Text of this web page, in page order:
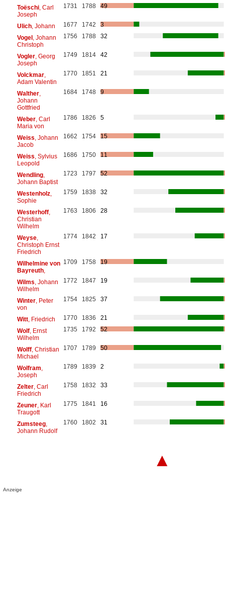
Toëschi, Carl
Joseph
1731 1788 49
Ulich, Johann 1677 1742
3
Vogel, Johann
Christoph
1756 1788 32
Vogler, Georg
Joseph
1749 1814 42
Volckmar,
Adam Valentin
1770 1851 21
Walther,
Johann
Gottfried
1684 1748 9
Weber, Carl
Maria von
1786 1826 5
Weiss , Johann
Jacob
1662 1754 15
Weiss , Sylvius
Leopold
1686 1750 11
Wendling,
Johann Baptist
1723 1797 52
Westenholz,
Sophie
1759 1838 32
Westerhoff,
Christian
Wilhelm
1763 1806 28
Weyse,
Christoph Ernst
Friedrich
1774 1842 17
Wilhelmine von
Bayreuth,
1709 1758 19
Wilms , Johann
Wilhelm
1772 1847 19
Winter, Peter
von
1754 1825 37
Witt, Friedrich 1770 1836
21
Wolf, Ernst
Wilhelm
1735 1792 52
Wolff, Christian
Michael
1707 1789 50
Wolfram
Joseph
1789 1839 2
Zelter, Carl
Friedrich
1758 1832 33
Zeuner, Karl
Traugott
1775 1841 16
Zumsteeg,
Johann Rudolf
1760 1802 31
▲
Anzeige